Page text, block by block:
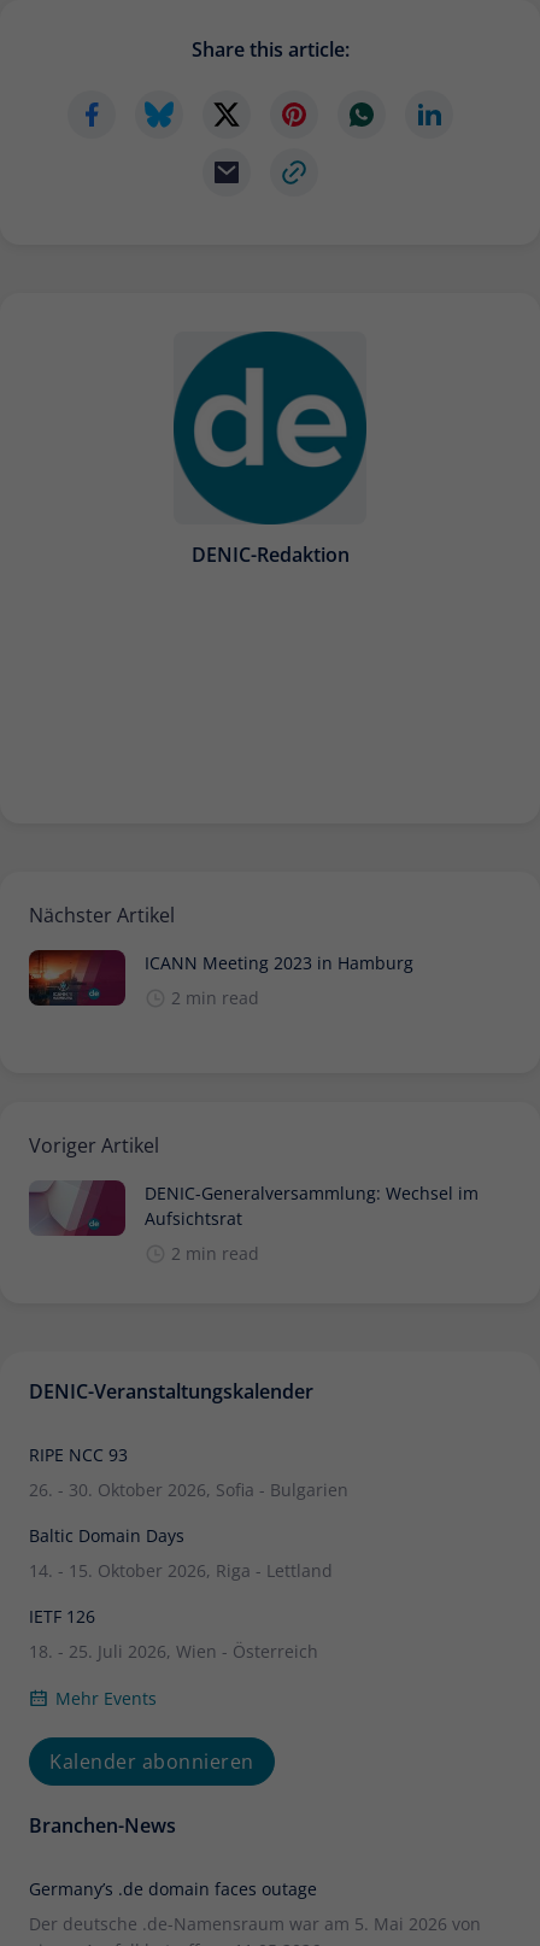
Share this article:
DENIC-Redaktion
Nächster Artikel
ICANN Meeting 2023 in Hamburg
2 min read
Voriger Artikel
DENIC-Generalversammlung: Wechsel im
Aufsichtsrat
2 min read
DENIC-Veranstaltungskalender
RIPE NCC 93
26. - 30. Oktober 2026, Sofia - Bulgarien
Baltic Domain Days
14. - 15. Oktober 2026, Riga - Lettland
IETF 126
18. - 25. Juli 2026, Wien - Österreich
Mehr Events
Kalender abonnieren
Branchen-News
Germany’s .de domain faces outage
Der deutsche .de-Namensraum war am 5. Mai 2026 von